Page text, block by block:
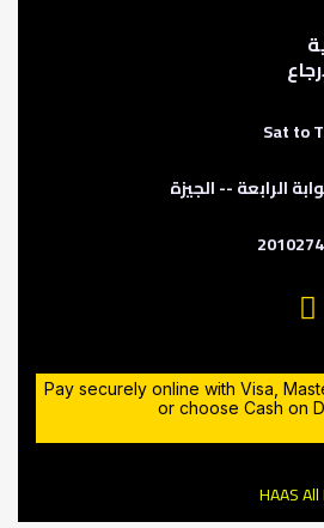
Sat to
Pay securely online with Visa,
or choose Cash on